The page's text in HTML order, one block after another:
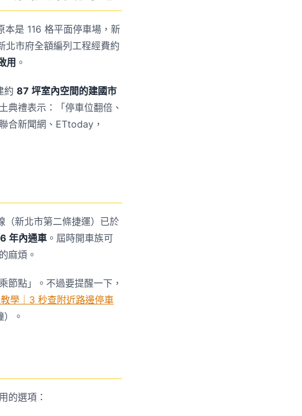
是 116 格平面停車場，新
北市府全額編列工程經費約
用 。
約 87 坪室內空間的建國市
典禮表示：「停車位翻倍、
合新聞網、ETtoday，
（新北市第二條捷運）已於
年內通車 。屆時開車族可
麻煩。
節點」。不過要提醒一下，
學｜3 秒查附近路邊停車
。
的選項：